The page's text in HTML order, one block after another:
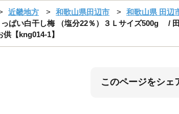
近畿地方 和歌山県田辺市
和歌山県 田辺
ぱい白干し梅 （塩分22％）３Ｌサイズ500g /
【kng014-1】
このページをシェ